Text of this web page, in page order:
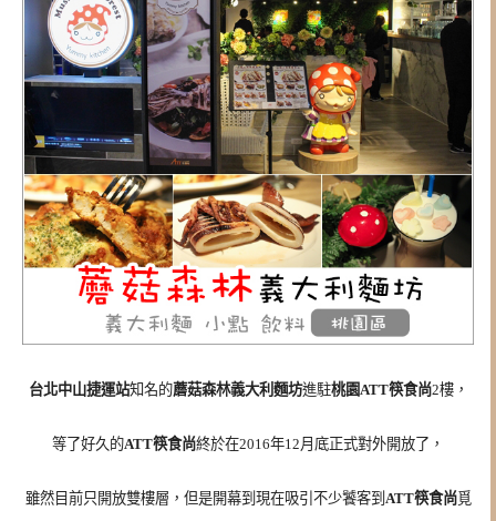
台北中山捷運站知名的蘑菇森林義大利麵坊進駐桃園ATT筷食尚2樓，
等了好久的ATT筷食尚終於在2016年12月底正式對外開放了，
雖然目前只開放雙樓層，但是開幕到現在吸引不少饕客到 ATT筷食尚覓